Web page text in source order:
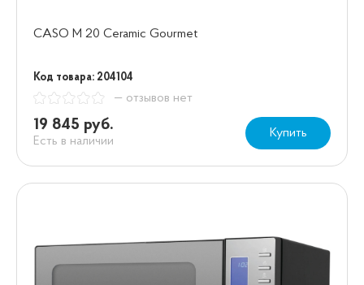
CASO M 20 Ceramic Gourmet
Код товара: 204104
— отзывов нет
19 845 руб.
Есть в наличии
Купить